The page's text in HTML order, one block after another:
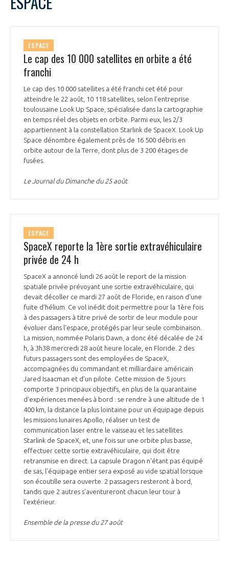
ESPACE
Le cap des 10 000 satellites en orbite a été
franchi
Le cap des 10 000 satellites a été franchi cet été pour
atteindre le 22 août, 10 118 satellites, selon l’entreprise
toulousaine Look Up Space, spécialisée dans la cartographie
en temps réel des objets en orbite. Parmi eux, les 2/3
appartiennent à la constellation Starlink de SpaceX. Look Up
Space dénombre également près de 16 500 débris en
orbite autour de la Terre, dont plus de 3 200 étages de
fusées.
Le Journal du Dimanche du 25 août
ESPACE
SpaceX reporte la 1ère sortie extravéhiculaire
privée de 24 h
SpaceX a annoncé lundi 26 août le report de la mission
spatiale privée prévoyant une sortie extravéhiculaire, qui
devait décoller ce mardi 27 août de Floride, en raison d'une
fuite d'hélium. Ce vol inédit doit permettre pour la 1ère fois
à des passagers à titre privé de sortir de leur module pour
évoluer dans l'espace, protégés par leur seule combinaison.
La mission, nommée Polaris Dawn, a donc été décalée de 24
h, à 3h38 mercredi 28 août heure locale, en Floride. 2 des
futurs passagers sont des employées de SpaceX,
accompagnées du commandant et milliardaire américain
Jared Isaacman et d'un pilote. Cette mission de 5 jours
comporte 3 principaux objectifs, en plus de la quarantaine
d'expériences menées à bord : se rendre à une altitude de 1
400 km, la distance la plus lointaine pour un équipage depuis
les missions lunaires Apollo, réaliser un test de
communication laser entre le vaisseau et les satellites
Starlink de SpaceX, et, une fois sur une orbite plus basse,
effectuer cette sortie extravéhiculaire, qui doit être
retransmise en direct. La capsule Dragon n'étant pas équipé
de sas, l'équipage entier sera exposé au vide spatial lorsque
son écoutille sera ouverte. 2 passagers resteront à bord,
tandis que 2 autres s'aventureront chacun leur tour à
l'extérieur.
Ensemble de la presse du 27 août